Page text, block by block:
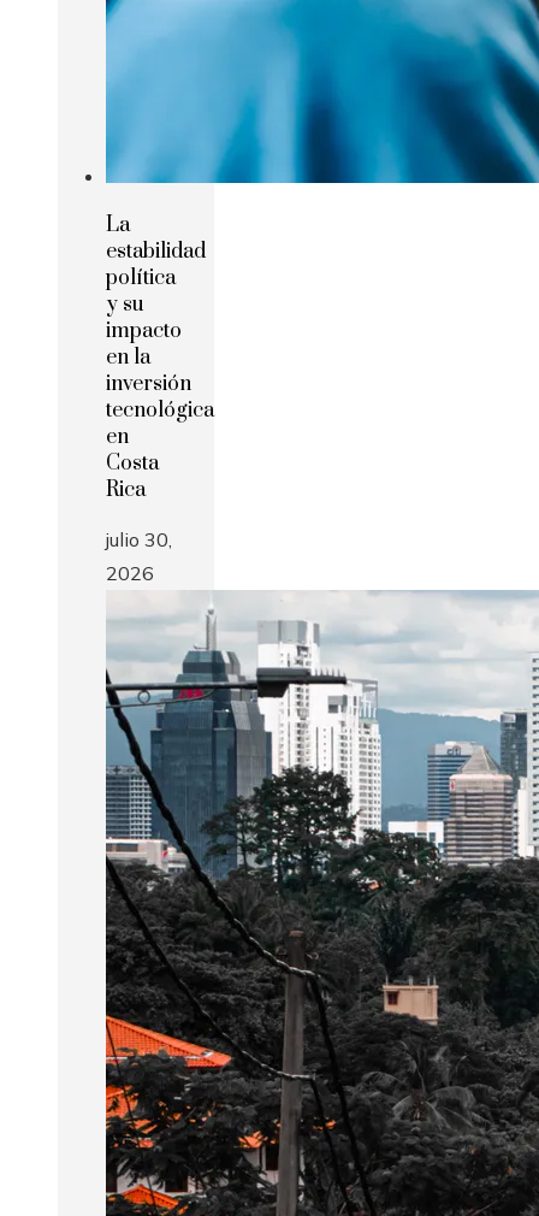
La
estabilidad
política
y su
impacto
en la
inversión
tecnológica
en
Costa
Rica
julio 30,
2026